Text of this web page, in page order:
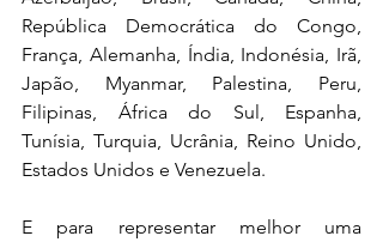
República Democrática do Congo,
França, Alemanha, Índia, Indonésia, Irã,
Japão, Myanmar, Palestina, Peru,
Filipinas, África do Sul, Espanha,
Tunísia, Turquia, Ucrânia, Reino Unido,
Estados Unidos e Venezuela.
E para representar melhor uma